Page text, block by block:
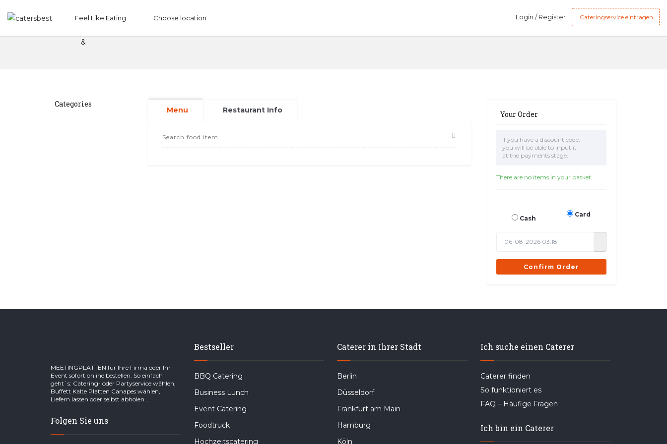
Feel Like Eating Choose location Login / Register Cateringservice eintragen
Hut Pizza
&
Categories
Menu Restaurant Info Your Order
If you have a discount code,
you will be able to input it
at the payments stage.
There are no items in your basket.
Cash
Card
Confirm Order
MEETINGPLATTEN für Ihre Firma oder Ihr
Event sofort online bestellen. So einfach
geht`s: Catering- oder Partyservice wählen,
Buffett Kalte Platten Canapes wählen,
Liefern lassen oder selbst abholen ..
Folgen Sie uns
Bestseller
BBQ Catering
Business Lunch
Event Catering
Foodtruck
Hochzeitscatering
Caterer in Ihrer Stadt
Berlin
Düsseldorf
Frankfurt am Main
Hamburg
Köln
Ich suche einen Caterer
Caterer finden
So funktioniert es
FAQ – Häufige Fragen
Ich bin ein Caterer